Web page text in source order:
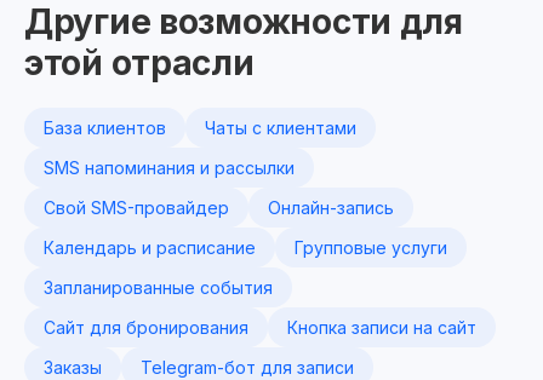
Другие возможности для
этой отрасли
База клиентов
Чаты с клиентами
SMS напоминания и рассылки
Свой SMS-провайдер
Онлайн-запись
Календарь и расписание
Групповые услуги
Запланированные события
Сайт для бронирования
Кнопка записи на сайт
Заказы
Telegram-бот для записи